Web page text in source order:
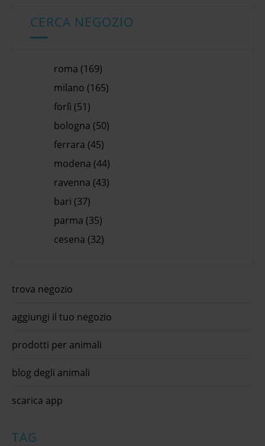
CERCA NEGOZIO
roma (169)
milano (165)
forlì (51)
bologna (50)
ferrara (45)
modena (44)
ravenna (43)
bari (37)
parma (35)
cesena (32)
trova negozio
aggiungi il tuo negozio
prodotti per animali
blog degli animali
scarica app
TAG